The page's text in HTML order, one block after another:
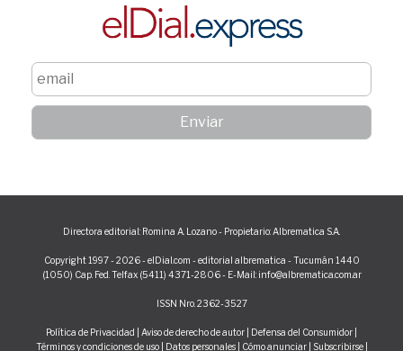
Directora editorial: Romina A. Lozano - Propietario: Albrematica S.A.
Copyright 1997 - 2026 - elDial.com - editorial albrematica - Tucumán 1440
(1050) Cap. Fed. Telfax (5411) 4371-2806 - E-Mail: info@albrematica.com.ar
ISSN Nro. 2362-3527
Política de Privacidad Aviso de derecho de autor Defensa del Consumidor
Términos y condiciones de uso| Datos personales| Cómo anunciar| Subscribirse